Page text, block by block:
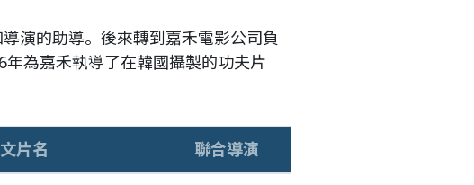
演的助導。後來轉到嘉禾電影公司負
為嘉禾執導了在韓國攝製的功夫片
片名 聯合導演